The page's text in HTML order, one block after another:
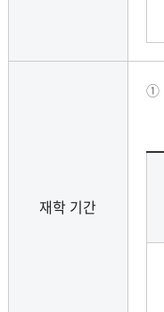
재학 기간
①